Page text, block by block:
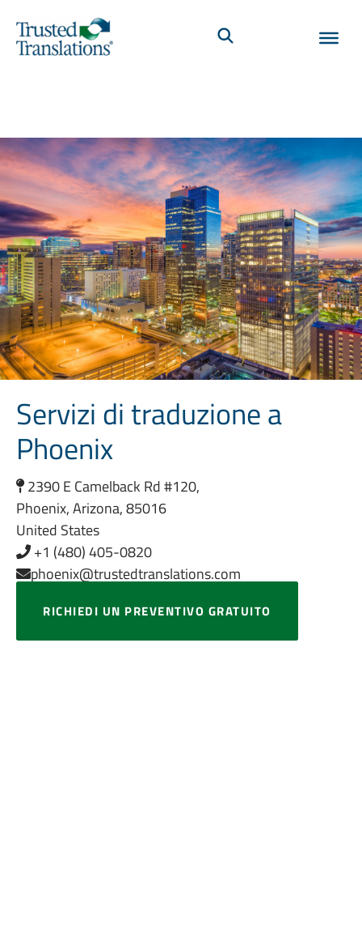
Servizi di traduzione a
Phoenix
2390 E Camelback Rd #120,
Phoenix, Arizona, 85016
United States
+1 (480) 405-0820
phoenix@trustedtranslations.com
RICHIEDI UN PREVENTIVO GRATUITO